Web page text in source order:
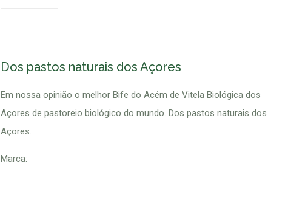
Dos pastos naturais dos Açores
Em nossa opinião o melhor Bife do Acém de Vitela Biológica dos
Açores de pastoreio biológico do mundo. Dos pastos naturais dos
Açores.
Marca: